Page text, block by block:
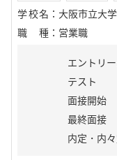
学校名 ： 大阪市立大学
職種 ： 営業職
エントリ
テスト
面接開始
最終面接
内定・内